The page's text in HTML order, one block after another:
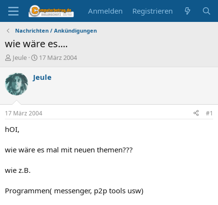
Anmelden Registrieren
Nachrichten / Ankündigungen
wie wäre es....
E
s
t
e
e
r
Jeule
E
s
t
17 März 2004
Jeule
17 März 2004 #1
hOI,
wie wäre es mal mit neuen themen???
wie z.B.
Programmen( messenger, p2p tools usw)